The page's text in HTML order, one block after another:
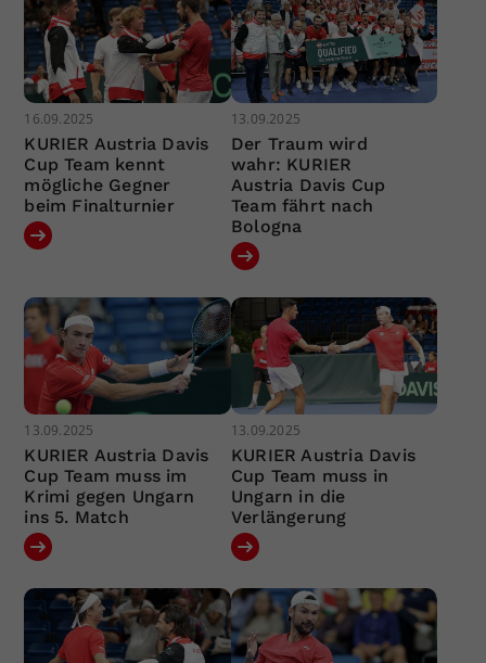
16.09.2025
KURIER Austria Davis
Cup Team kennt
mögliche Gegner
beim Finalturnier
13.09.2025
Der Traum wird
wahr: KURIER
Austria Davis Cup
Team fährt nach
Bologna
13.09.2025
KURIER Austria Davis
Cup Team muss im
Krimi gegen Ungarn
ins 5. Match
13.09.2025
KURIER Austria Davis
Cup Team muss in
Ungarn in die
Verlängerung